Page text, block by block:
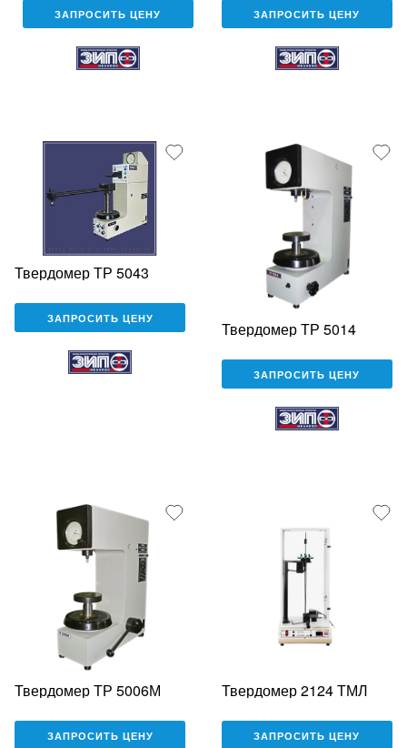
ЗАПРОСИТЬ ЦЕНУ ЗАПРОСИТЬ ЦЕНУ
Твердомер ТР 5043
ЗАПРОСИТЬ ЦЕНУ
Твердомер ТР 5014
ЗАПРОСИТЬ ЦЕНУ
Твердомер ТР 5006М
ЗАПРОСИТЬ ЦЕНУ
Твердомер 2124 ТМЛ
ЗАПРОСИТЬ ЦЕНУ